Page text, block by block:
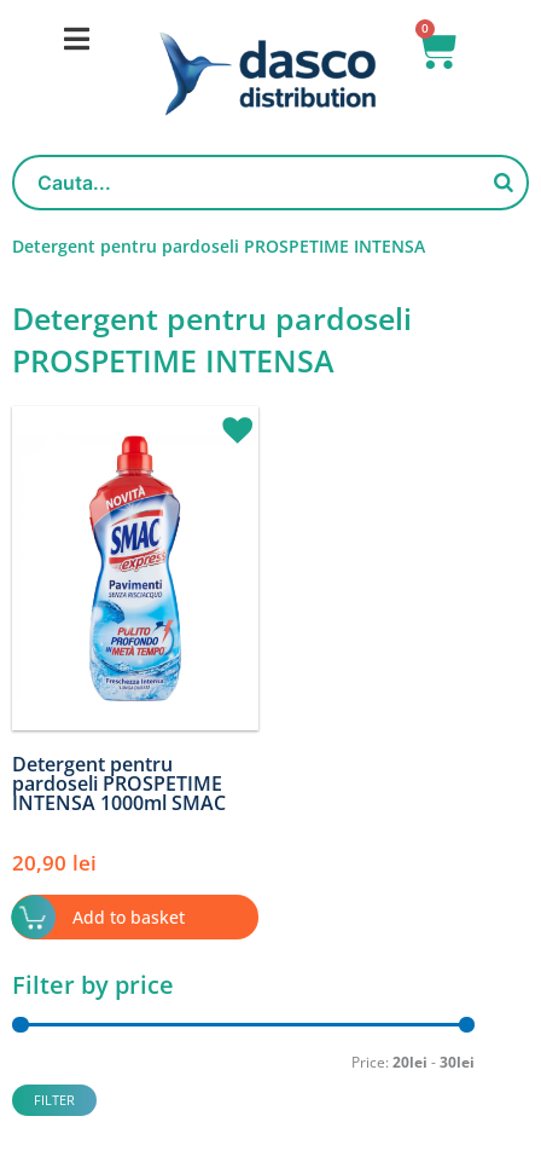
0
Basket
Detergent pentru pardoseli PROSPETIME INTENSA
Filter by price
price
price
FILTER
Price:20lei -30lei
Detergent pentru pardoseli
PROSPETIME INTENSA
Detergent pentru
pardoseli PROSPETIME
INTENSA 1000ml SMAC
20,90 lei
Add to basket